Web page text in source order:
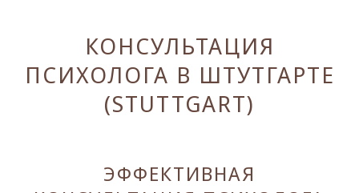
КОНСУЛЬТАЦИЯ
ПСИХОЛОГА В ШТУТГАРТЕ
(STUTTGART)
ЭФФЕКТИВНАЯ